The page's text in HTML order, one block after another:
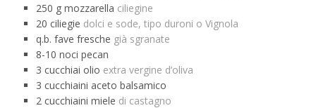
250 g mozzarella ciliegine
20 ciliegie dolci e sode, tipo duroni o Vignola
q.b. fave fresche già sgranate
8-10 noci pecan
3 cucchiai olio extra vergine d’oliva
3 cucchiaini aceto balsamico
2 cucchiaini miele di castagno